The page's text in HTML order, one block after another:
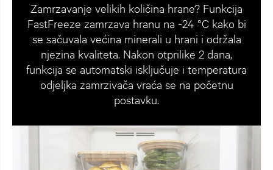
Zamrzavanje velikih količina hrane? Funkcija
FastFreeze zamrzava hranu na -24 °C kako bi
se sačuvala većina minerali u hrani i održala
njezina kvaliteta. Nakon otprilike 2 dana,
funkcija se automatski isključuje i temperatura
odjeljka zamrzivača vraća se na početnu
postavku.